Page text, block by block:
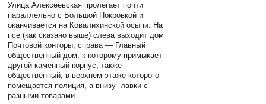
Улица Алексеевская пролегает почти
параллельно с Большой Покровкой и
оканчивается на Ковалихинской осыпи. На
псе (как сказано выше) слева выходит дом
Почтовой конторы, справа — Главный
общественный дом, к которому примыкает
другой каменный корпус, также
общественный, в верхнем этаже которого
помещается полиция, а внизу -лавки с
разными товарами.